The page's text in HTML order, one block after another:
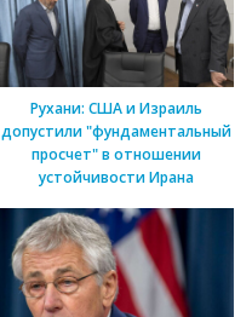
Рухани: США и Израиль
допустили "фундаментальный
просчет" в отношении
устойчивости Ирана